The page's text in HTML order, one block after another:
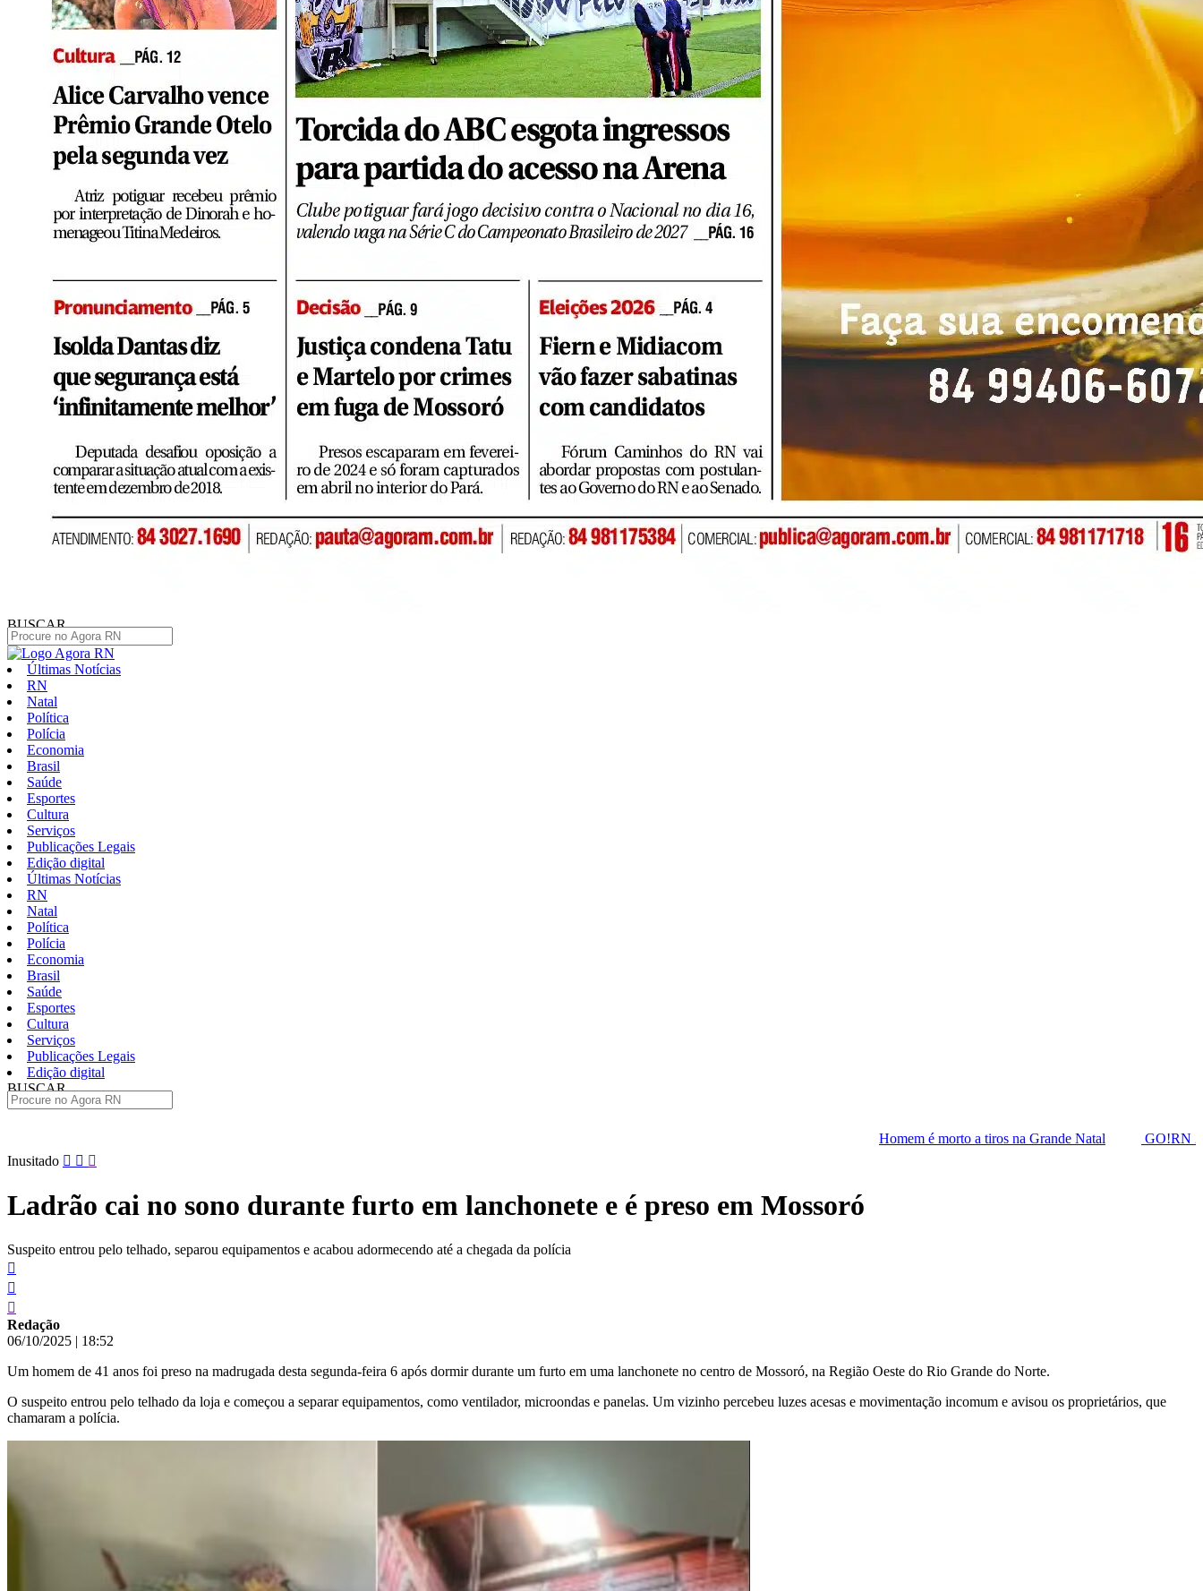
BUSCAR
Últimas Notícias
RN
Natal
Política
Polícia
Economia
Brasil
Saúde
Esportes
Cultura
Serviços
Publicações Legais
Edição digital
Últimas Notícias
RN
Natal
Política
Polícia
Economia
Brasil
Saúde
Esportes
Cultura
Serviços
Publicações Legais
Edição digital
BUSCAR
Homem é morto a tiros na Grande Natal
GO!RN 2026 amplia
Pular
conteúdo
Inusitado
Ladrão cai no sono durante furto em lanchonete e é preso em Mossoró
Suspeito entrou pelo telhado, separou equipamentos e acabou adormecendo até a chegada da polícia
Redação
06/10/2025 | 18:52
Um homem de 41 anos foi preso na madrugada desta segunda-feira 6 após dormir durante um furto em uma lanchonete no centro de Mossoró, na Região Oeste do Rio Grande do Norte.
O suspeito entrou pelo telhado da loja e começou a separar equipamentos, como ventilador, microondas e panelas. Um vizinho percebeu luzes acesas e movimentação incomum e avisou os proprietários, que
chamaram a polícia.